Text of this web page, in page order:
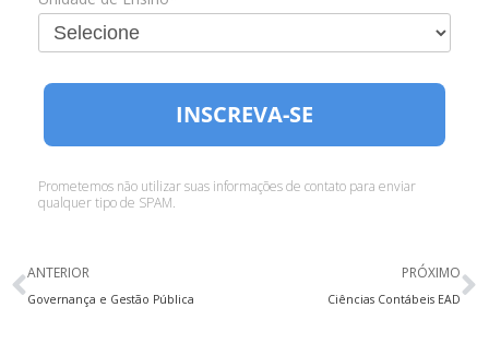
INSCREVA-SE
Prometemos não utilizar suas informações de contato para enviar
qualquer tipo de SPAM.
ANTERIOR
Governança e Gestão Pública
PRÓXIMO
Ciências Contábeis EAD